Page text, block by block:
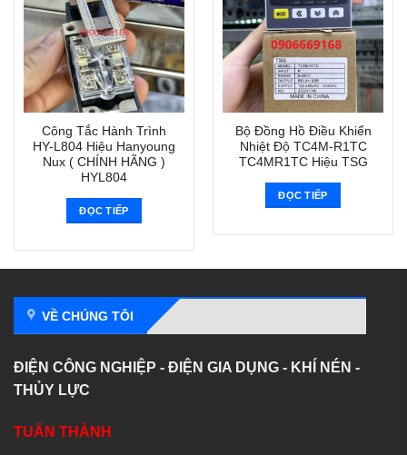
Công Tắc Hành Trình
HY-L804 Hiệu Hanyoung
Nux ( CHÍNH HÃNG )
HYL804
ĐỌC TIẾP
Bộ Đồng Hồ Điều Khiển
Nhiệt Độ TC4M-R1TC
TC4MR1TC Hiệu TSG
ĐỌC TIẾP
VỀ CHÚNG TÔI
ĐIỆN CÔNG NGHIỆP - ĐIỆN GIA DỤNG - KHÍ NÉN -
THỦY LỰC
TUẤN THÀNH